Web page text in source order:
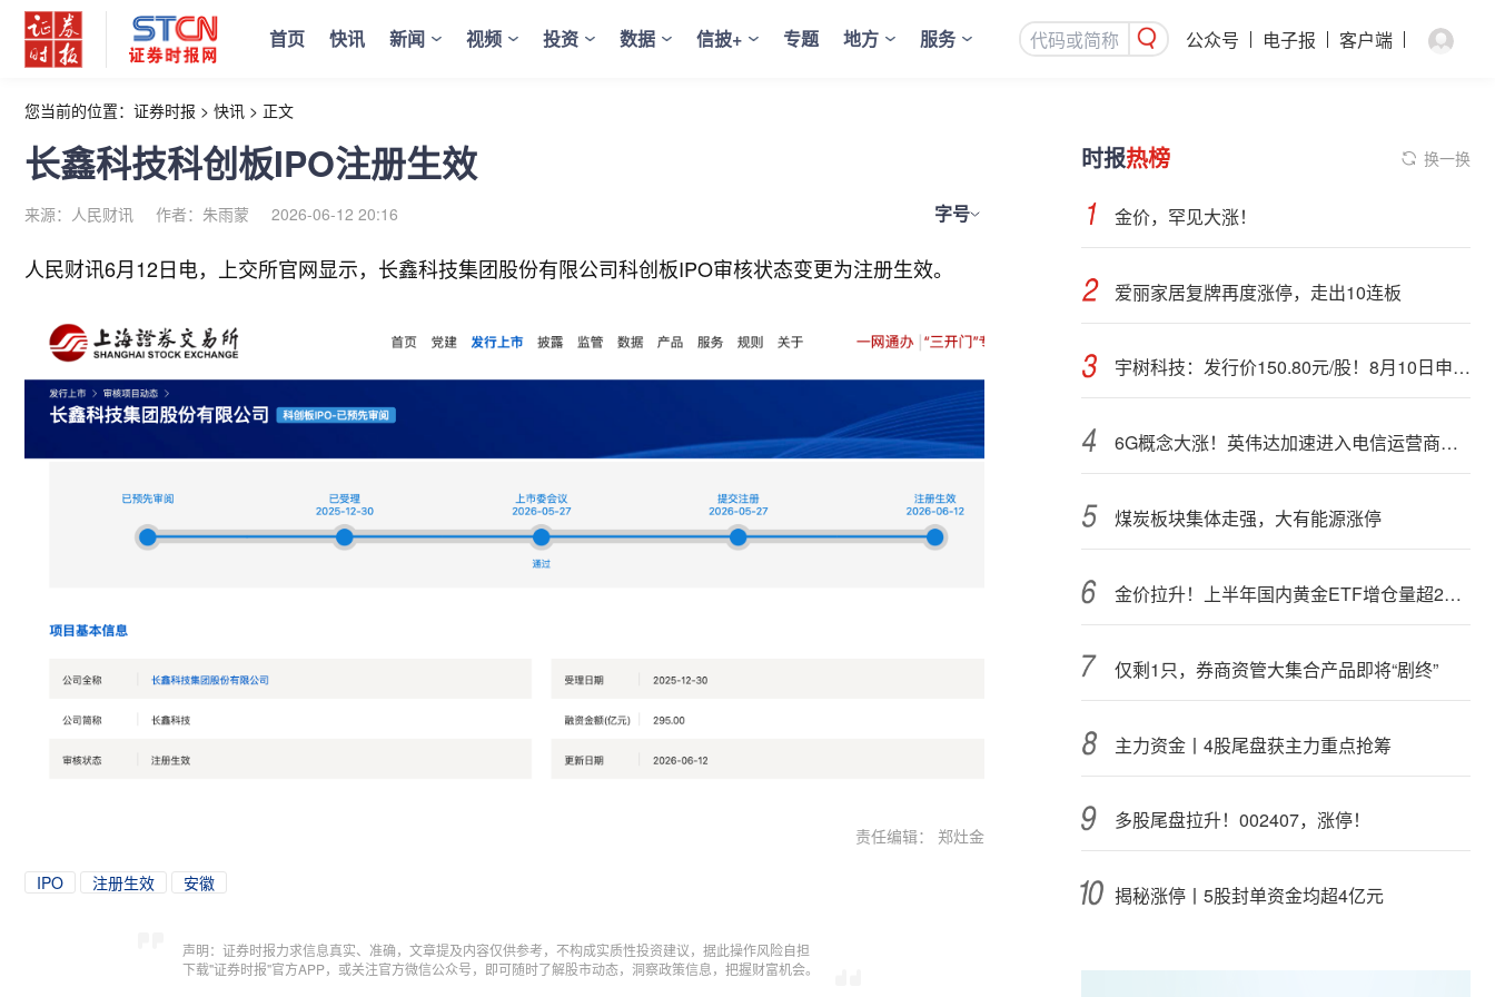
首页 快讯 新闻 视频 投资 数据 信披+ 专题 地方 服务 公众号 电子报 客户端
您当前的位置： 证券时报 > 快讯 > 正文
长鑫科技科创板IPO注册生效
来源：人民财讯 作者：朱雨蒙 2026-06-12 20:16 字号
人民财讯6月12日电， 上交所官网显示，长鑫科技集团股份有限公司科创板IPO审核状态变更为注册生效。
责任编辑： 郑灶金
IPO 注册生效 安徽
声明：证券时报力求信息真实、准确，文章提及内容仅供参考，不构成实质性投资建议，据此操作风险自担
下载"证券时报"官方APP，或关注官方微信公众号，即可随时了解股市动态，洞察政策信息，把握财富机会。
时报热榜 换一换
金价，罕见大涨！
爱丽家居复牌再度涨停，走出10连板
宇树科技：发行价150.80元/股！8月10日申购，DeepSeek参与战略配售
6G概念大涨！英伟达加速进入电信运营商市场？
煤炭板块集体走强，大有能源涨停
金价拉升！上半年国内黄金ETF增仓量超28吨
仅剩1只，券商资管大集合产品即将“剧终”
主力资金丨4股尾盘获主力重点抢筹
多股尾盘拉升！002407，涨停！
揭秘涨停丨5股封单资金均超4亿元